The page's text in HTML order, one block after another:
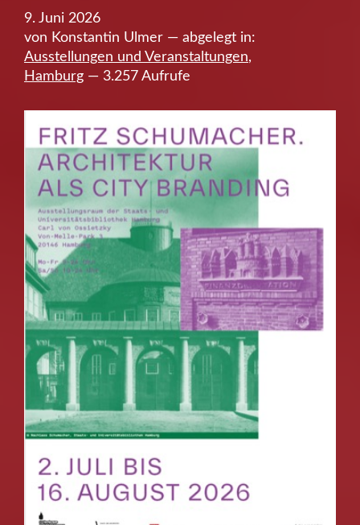
9. Juni 2026
von Konstantin Ulmer — abgelegt in:
Ausstellungen und Veranstaltungen,
Hamburg — 3.257 Aufrufe